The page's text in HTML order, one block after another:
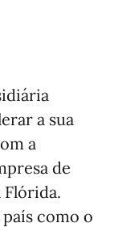
a sua
a
de
Flórida.
como o